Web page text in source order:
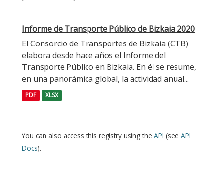
Informe de Transporte Público de Bizkaia 2020
El Consorcio de Transportes de Bizkaia (CTB)
elabora desde hace años el Informe del
Transporte Público en Bizkaia. En él se resume,
en una panorámica global, la actividad anual...
PDF XLSX
You can also access this registry using the API (see API
Docs).